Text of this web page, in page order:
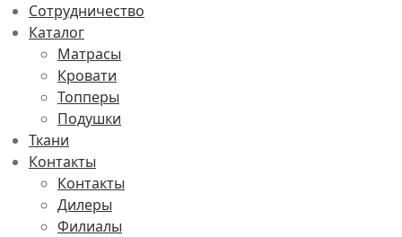
Сотрудничество
Каталог
Матрасы
Кровати
Топперы
Подушки
Ткани
Контакты
Контакты
Дилеры
Филиалы